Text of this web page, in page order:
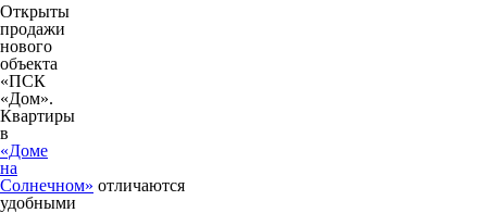
Открыты
продажи
нового
объекта
«ПСК
«Дом».
Квартиры
в
«Доме
на
Солнечном» отличаются
удобными